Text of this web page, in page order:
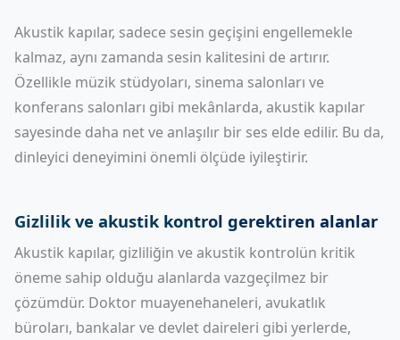
Akustik kapılar, sadece sesin geçişini engellemekle
kalmaz, aynı zamanda sesin kalitesini de artırır.
Özellikle müzik stüdyoları, sinema salonları ve
konferans salonları gibi mekânlarda, akustik kapılar
sayesinde daha net ve anlaşılır bir ses elde edilir. Bu da,
dinleyici deneyimini önemli ölçüde iyileştirir.
Gizlilik ve akustik kontrol gerektiren alanlar
Akustik kapılar, gizliliğin ve akustik kontrolün kritik
öneme sahip olduğu alanlarda vazgeçilmez bir
çözümdür. Doktor muayenehaneleri, avukatlık
büroları, bankalar ve devlet daireleri gibi yerlerde,